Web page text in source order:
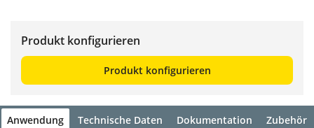
Produkt konfigurieren
Produkt konfigurieren
Anwendung Technische Daten Dokumentation Zubehör